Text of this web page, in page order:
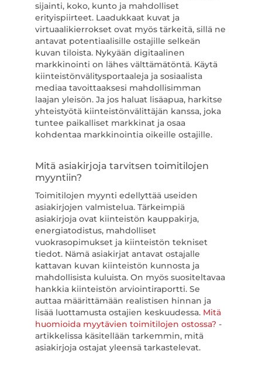
sijainti, koko, kunto ja mahdolliset
erityispiirteet. Laadukkaat kuvat ja
virtuaalikierrokset ovat myös tärkeitä, sillä ne
antavat potentiaalisille ostajille selkeän
kuvan tiloista. Nykyään digitaalinen
markkinointi on lähes välttämätöntä. Käytä
kiinteistönvälitysportaaleja ja sosiaalista
mediaa tavoittaaksesi mahdollisimman
laajan yleisön. Ja jos haluat lisäapua, harkitse
yhteistyötä kiinteistönvälittäjän kanssa, joka
tuntee paikalliset markkinat ja osaa
kohdentaa markkinointia oikeille ostajille.
Mitä asiakirjoja tarvitsen toimitilojen
myyntiin?
Toimitilojen myynti edellyttää useiden
asiakirjojen valmistelua. Tärkeimpiä
asiakirjoja ovat kiinteistön kauppakirja,
energiatodistus, mahdolliset
vuokrasopimukset ja kiinteistön tekniset
tiedot. Nämä asiakirjat antavat ostajalle
kattavan kuvan kiinteistön kunnosta ja
mahdollisista kuluista. On myös suositeltavaa
hankkia kiinteistön arviointiraportti. Se
auttaa määrittämään realistisen hinnan ja
lisää luottamusta ostajien keskuudessa. Mitä
huomioida myytävien toimitilojen ostossa? -
artikkelissa käsitellään tarkemmin, mitä
asiakirjoja ostajat yleensä tarkastelevat.